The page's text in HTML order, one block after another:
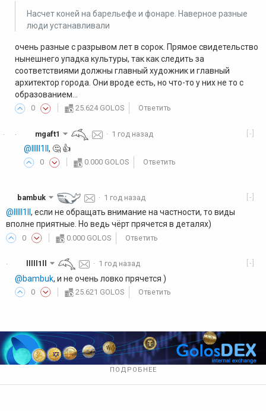
Насчет коней на барельефе и фонаре. Наверное разные
люди устанавливали
очень разные с разрывом лет в сорок. Прямое свидетельство
нынешнего упадка культуры, так как следить за
соответствиями должны главный художник и главный
архитектор города. Они вроде есть, но что-то у них не то с
образованием...
0 25.624 GOLOS Ответить
·
· [-]
mgaft1 · 1 год назад
@lllll1ll , 🤔 👍️
0 0.000 GOLOS Ответить
[-]
bambuk · 1 год назад
@lllll1ll , если не обращать внимание на частности, то виды
вполне приятные. Но ведь чёрт прячется в деталях)
0 0.000 GOLOS Ответить
· [-]
lllll1ll · 1 год назад
@bambuk, и не очень ловко прячется )
0 25.621 GOLOS Ответить
ПОДРОБНЕЕ